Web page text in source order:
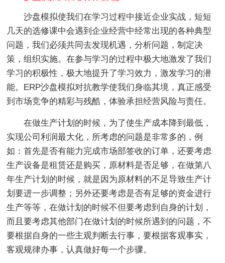
沙盘模拟使我们在学习过程中接近企业实战，短短
几天的选修课中会遇到企业经营中经常出现的各种典型
问题，我们必须共同去发现机遇，分析问题，制定决
策，组织实施。在参与学习的过程中极大地激发了我们
学习的积极性，极大地提升了学习效力，激发学习的潜
能。ERP沙盘模拟对抗教学使我们身临其境，真正感受
到市场竞争的精彩与残酷，体验承担经营风险与责任。
在做生产计划的时候，为了使生产成本降到最低，
实现公司利润最大化，所考虑的问题是非常多的，例
如：首先是否有能力完成市场部签收的订单，还要考虑
生产设备是租赁还是购买，原材料是否足够，在做第八
年生产计划的时候，就是因为原材料的不足导致生产计
划要进一步调整；另外还要考虑是否有足够的资金进行
生产等等，在做计划的时候不但要考虑到自身的计划，
而且要考虑其他部门在做计划的时候所遇到的问题，不
要根据自身的一些主观判断去行事，要根据客观事实，
客观规律办事，认真做好每一个步骤。